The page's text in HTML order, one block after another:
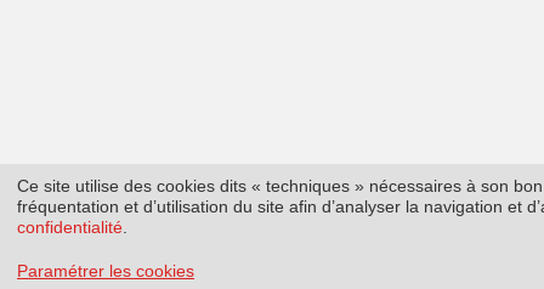
Ce site utilise des cookies dits « techniques » nécessaires à son
fréquentation et d’utilisation du site afin d’analyser la navigation et
confidentialité
Paramétrer les cookies